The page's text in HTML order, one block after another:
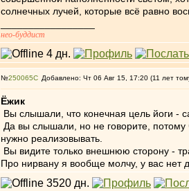
солнечных лучей, которые всё равно
нео-буддист
№250065 Добавлено: Чт 06 Авг 15, 17:20 (11 лет
Ёжик
Вы слышали, что конечная цель йоги -
Да вы слышали, но не говорите, потому
нужно реализовывать.
Вы видите только внешнюю сторону -
Про нирвану я вообще молчу, у вас нет